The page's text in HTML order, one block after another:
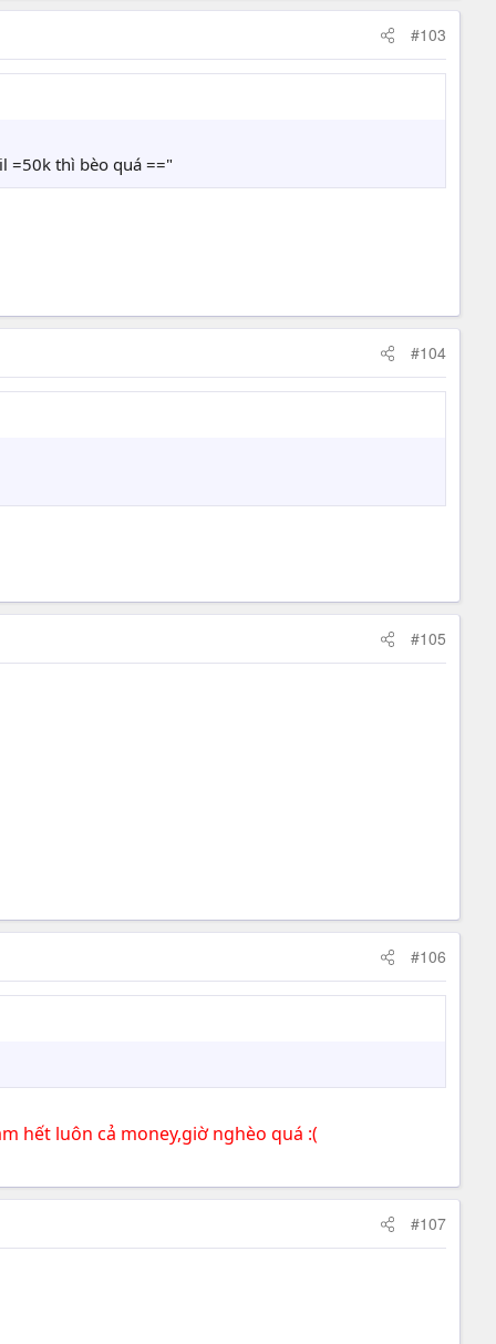
#103
=50k thì bèo quá =="
#104
#105
#106
hết luôn cả money,giờ nghèo quá :(
#107